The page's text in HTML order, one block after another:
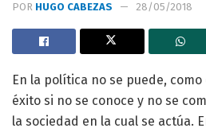
POR HUGO CABEZAS 28/05/2018
En la política no se puede,
éxito si no se conoce y no se
la sociedad en la cual se actúa.